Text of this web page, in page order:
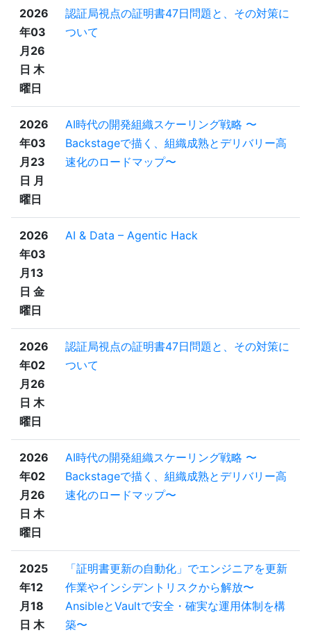
2026
年03
月26
日 木
曜日
認証局視点の証明書47日問題と、その対策に
ついて
2026
年03
月23
日 月
曜日
AI時代の開発組織スケーリング戦略 〜
Backstageで描く、組織成熟とデリバリー高
速化のロードマップ〜
2026
年03
月13
日 金
曜日
AI & Data – Agentic Hack
2026
年02
月26
日 木
曜日
認証局視点の証明書47日問題と、その対策に
ついて
2026
年02
月26
日 木
曜日
AI時代の開発組織スケーリング戦略 〜
Backstageで描く、組織成熟とデリバリー高
速化のロードマップ〜
2025
年12
月18
日 木
「証明書更新の自動化」でエンジニアを更新
作業やインシデントリスクから解放〜
AnsibleとVaultで安全・確実な運用体制を構
築〜